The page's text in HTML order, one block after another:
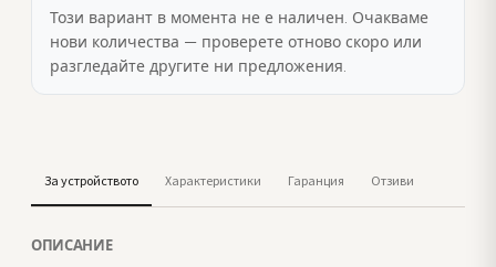
Този вариант в момента не е наличен. Очакваме
нови количества — проверете отново скоро или
разгледайте другите ни предложения.
За устройството Характеристики Гаранция Отзиви
ОПИСАНИЕ